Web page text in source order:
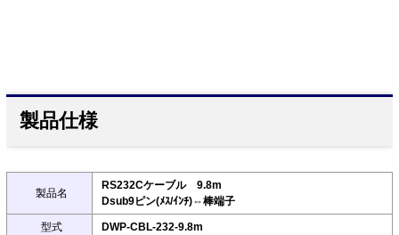
製品仕様
製品名
RS232Cケーブル 9.8m
Dsub9ピン(ﾒｽ/ｲﾝﾁ)⇔棒端子
型式 DWP-CBL-232-9.8m